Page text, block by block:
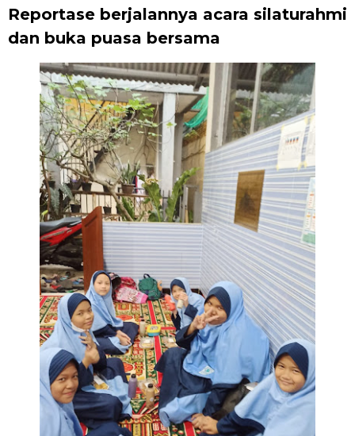
Reportase berjalannya acara silaturahmi
dan buka puasa bersama